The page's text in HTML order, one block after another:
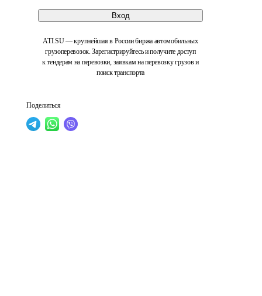
Вход
ATI.SU — крупнейшая в России биржа автомобильных
грузоперевозок. Зарегистрируйтесь и получите доступ
к тендерам на перевозки, заявкам на перевозку грузов и
поиск транспорта
Поделиться